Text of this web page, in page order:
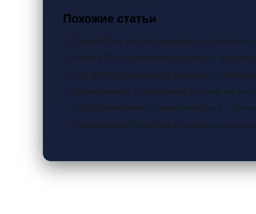
Похожие статьи
→ Tornado Cash: как Gas Fee влияет на
→ Binance P2P: как безопасно покупать и
→ Aleo zk-rollup: революция в приватности
→ Биткоин-миксер с одноразовой ссылкой: как
→ VPN и криптовалюты: почему WireGuard —
→ Zcash кошелёк YWallet: как установить и